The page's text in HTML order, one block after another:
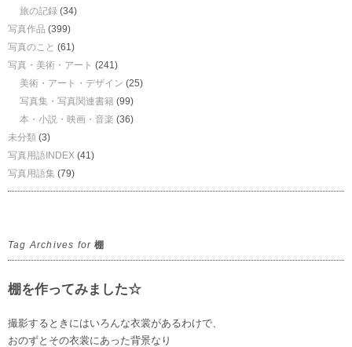
旅の記録 (34)
写真作品 (399)
写真のこと (61)
写真・美術・アート (241)
美術・アート・デザイン (25)
写真集・写真関連書籍 (99)
本・小説・映画・音楽 (36)
未分類 (3)
写真用語INDEX (41)
写真用語集 (79)
Tag Archives for棚
棚を作ってみました☆
撮影するときにはいろんな衣裳があるわけで、
おのずとその衣裳にあった背景なり